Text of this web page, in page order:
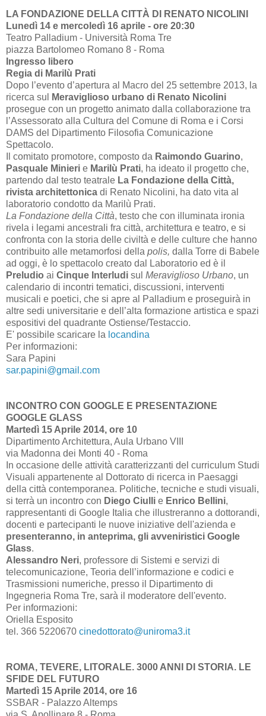
LA FONDAZIONE DELLA CITTÀ DI RENATO NICOLINI
Lunedì 14 e mercoledì 16 aprile - ore 20:30
Teatro Palladium - Università Roma Tre
piazza Bartolomeo Romano 8 - Roma
Ingresso libero
Regia di Marilù Prati
Dopo l’evento d’apertura al Macro del 25 settembre 2013, la
ricerca sul
Meraviglioso urbano di Renato Nicolini
prosegue con un progetto animato dalla collaborazione tra
l’Assessorato alla Cultura del Comune di Roma e i Corsi
DAMS del Dipartimento Filosofia Comunicazione
Spettacolo.
Il comitato promotore, composto da Raimondo Guarino,
Pasquale Minieri e Marilù Prati, ha ideato il progetto che,
partendo dal testo teatrale La Fondazione della Città,
rivista architettonica di Renato Nicolini, ha dato vita al
laboratorio condotto da Marilù Prati.
La Fondazione della Città, testo che con illuminata ironia
rivela i legami ancestrali fra città, architettura e teatro, e si
confronta con la storia delle civiltà e delle culture che hanno
contribuito alle metamorfosi della polis, dalla Torre di Babele
ad oggi, è lo spettacolo creato dal Laboratorio ed è il
Preludio ai Cinque Interludi sul Meraviglioso Urbano, un
calendario di incontri tematici, discussioni, interventi
musicali e poetici, che si apre al Palladium e proseguirà in
altre sedi universitarie e dell’alta formazione artistica e spazi
espositivi del quadrante Ostiense/Testaccio.
E' possibile scaricare la locandina
Per informazioni:
Sara Papini
sar.papini@gmail.com
INCONTRO CON GOOGLE E PRESENTAZIONE
GOOGLE GLASS
Martedì 15 Aprile 2014, ore 10
Dipartimento Architettura, Aula Urbano VIII
via Madonna dei Monti 40 - Roma
In occasione delle attività caratterizzanti del curriculum Studi
Visuali appartenente al Dottorato di ricerca in Paesaggi
della città contemporanea. Politiche, tecniche e studi visuali,
si terrà un incontro con Diego Ciulli e Enrico Bellini,
rappresentanti di Google Italia che illustreranno a dottorandi,
docenti e partecipanti le nuove iniziative dell'azienda e
presenteranno, in anteprima, gli avveniristici Google
Glass.
Alessandro Neri, professore di Sistemi e servizi di
telecomunicazione, Teoria dell’informazione e codici e
Trasmissioni numeriche, presso il Dipartimento di
Ingegneria Roma Tre, sarà il moderatore dell'evento.
Per informazioni:
Oriella Esposito
tel. 366 5220670 cinedottorato@uniroma3.it
ROMA, TEVERE, LITORALE. 3000 ANNI DI STORIA. LE
SFIDE DEL FUTURO
Martedì 15 Aprile 2014, ore 16
SSBAR - Palazzo Altemps